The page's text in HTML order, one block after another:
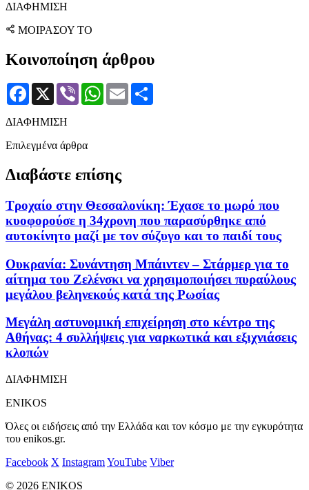
ΔΙΑΦΗΜΙΣΗ
ΜΟΙΡΑΣΟΥ ΤΟ
Κοινοποίηση άρθρου
Facebook
X Viber WhatsApp
Email
ΔΙΑΦΗΜΙΣΗ
Επιλεγμένα άρθρα
Διαβάστε επίσης
Τροχαίο στην Θεσσαλονίκη: Έχασε το μωρό που
κυοφορούσε η 34χρονη που παρασύρθηκε από
αυτοκίνητο μαζί με τον σύζυγο και το παιδί τους
Ουκρανία: Συνάντηση Μπάιντεν – Στάρμερ για το
αίτημα του Ζελένσκι να χρησιμοποιήσει πυραύλους
μεγάλου βεληνεκούς κατά της Ρωσίας
Μεγάλη αστυνομική επιχείρηση στο κέντρο της
Αθήνας: 4 συλλήψεις για ναρκωτικά και εξιχνιάσεις
κλοπών
ΔΙΑΦΗΜΙΣΗ
ENIKOS
Όλες οι ειδήσεις από την Ελλάδα και τον κόσμο με την εγκυρότητα
του enikos.gr.
Facebook X InstagramYouTube Viber
© 2026 ENIKOS